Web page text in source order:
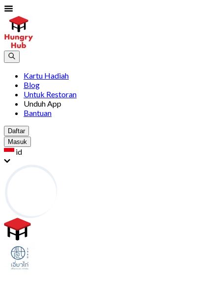
Kartu Hadiah
Blog
Untuk Restoran
Unduh App
Bantuan
Daftar
Masuk
id